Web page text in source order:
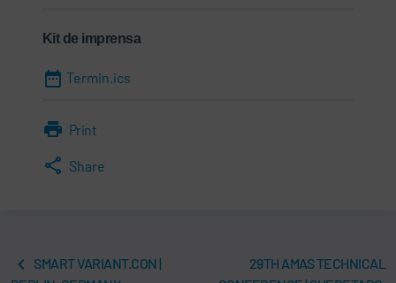
Kit de imprensa
Termin.ics
Print
Share
SMART VARIANT.CON |
29TH AMAS TECHNICAL